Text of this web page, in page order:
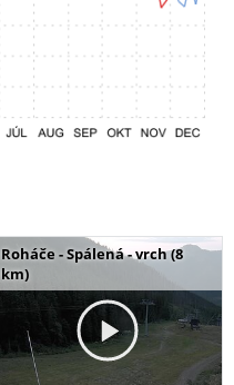
Roháče - Spálená - vrch (8
km)